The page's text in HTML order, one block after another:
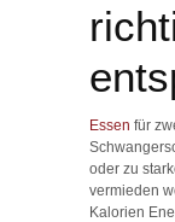
Essen für
oder zu
vermieden
Kalorien